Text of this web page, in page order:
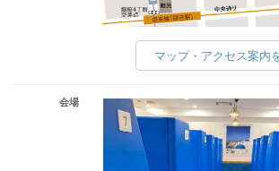
マップ・アクセス案内
会場